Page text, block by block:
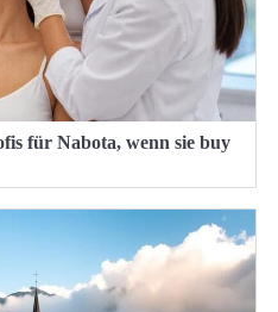
für Nabota, wenn sie buy